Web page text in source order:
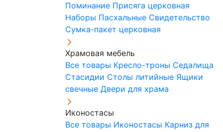
Поминание Присяга церковная
Наборы Пасхальные Свидетельство
Сумка-пакет церковная
Храмовая мебель
Все товары Кресло-троны Седалища
Стасидии Столы литийные Ящики
свечные Двери для храма
Иконостасы
Все товары Иконостасы Карниз для